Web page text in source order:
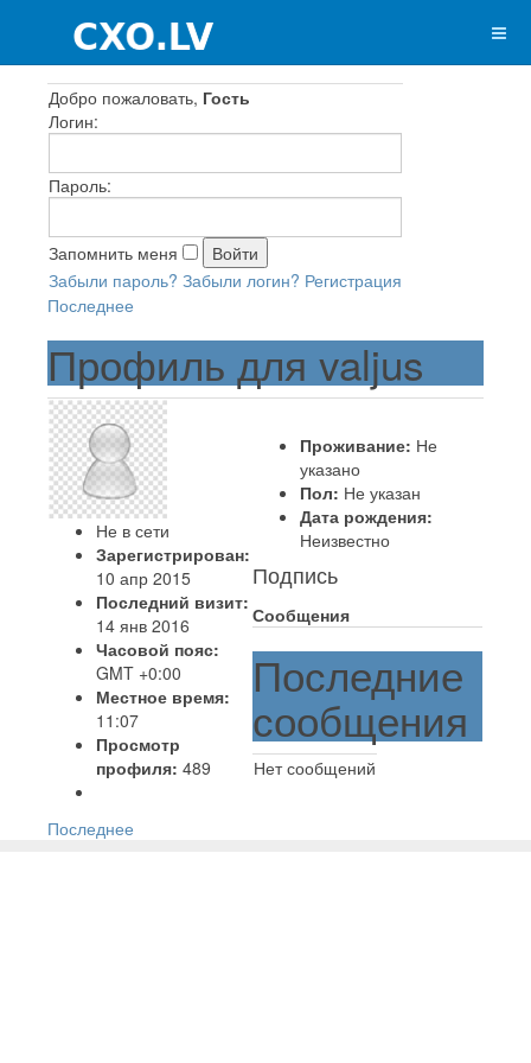
Добро пожаловать, Гость
Логин:
Пароль:
Запомнить меня
Забыли пароль? Забыли логин? Регистрация
Последнее
Профиль для valjus
Не в сети
Зарегистрирован:
10 апр 2015
Последний визит:
14 янв 2016
Часовой пояс:
GMT +0:00
Местное время:
11:07
Просмотр
профиля: 489
Проживание: Не
указано
Пол: Не указан
Дата рождения:
Неизвестно
Подпись
Сообщения
Последние
сообщения
Нет сообщений
Последнее